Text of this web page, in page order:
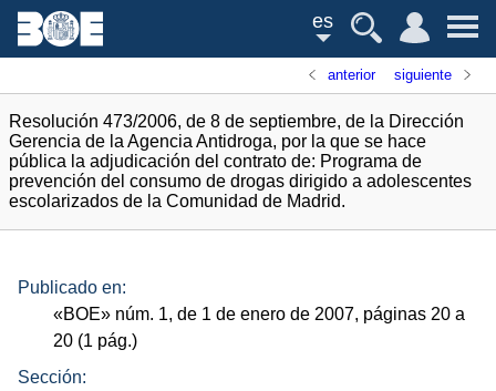
es
anterior siguiente
Resolución 473/2006, de 8 de septiembre, de la Dirección
Gerencia de la Agencia Antidroga, por la que se hace
pública la adjudicación del contrato de: Programa de
prevención del consumo de drogas dirigido a adolescentes
escolarizados de la Comunidad de Madrid.
Publicado en:
«BOE» núm. 1, de 1 de enero de 2007, páginas 20 a
20 (1 pág.)
Sección: